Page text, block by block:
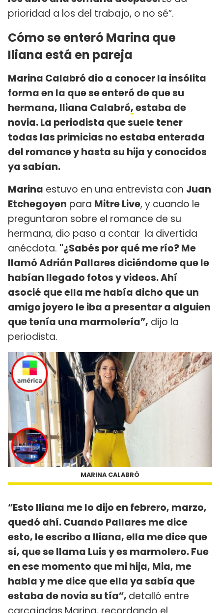
prioridad a los del trabajo, o no sé”.
Cómo se enteró Marina que
Iliana está en pareja
Marina Calabró dio a conocer la insólita
forma en la que se enteró de que su
hermana, Iliana Calabró,estaba de
novia. La periodista que suele tener
todas las primicias no estaba enterada
del romance y hasta su hija y conocidos
ya sabían.
Marina estuvo en una entrevista con Juan
Etchegoyen para Mitre Live, y cuando le
preguntaron sobre el romance de su
hermana, dio paso a contar la divertida
anécdota. "¿Sabés por qué me río? Me
llamó Adrián Pallares diciéndome que le
habían llegado fotos y videos. Ahí
asocié que ella me había dicho que un
amigo joyero le iba a presentar a alguien
que tenía una marmolería”, dijo la
periodista.
MARINA CALABRÓ
“Esto Iliana me lo dijo en febrero, marzo,
quedó ahí. Cuando Pallares me dice
esto, le escribo a Iliana, ella me dice que
sí, que se llama Luis y es marmolero. Fue
en ese momento que mi hija, Mia, me
habla y me dice que ella ya sabía que
estaba de novia su tía”, detalló entre